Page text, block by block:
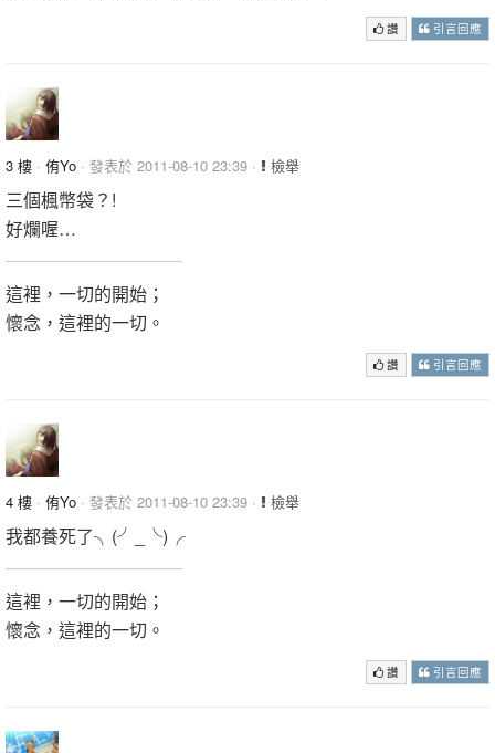
讚 引言回應
3 樓 · 侑Yo · 發表於 2011-08-10 23:39 · 檢舉
三個楓幣袋？!
好爛喔…
這裡，一切的開始；
懷念，這裡的一切。
讚 引言回應
4 樓 · 侑Yo · 發表於 2011-08-10 23:39 · 檢舉
我都養死了╮(╯_╰)╭
這裡，一切的開始；
懷念，這裡的一切。
讚 引言回應